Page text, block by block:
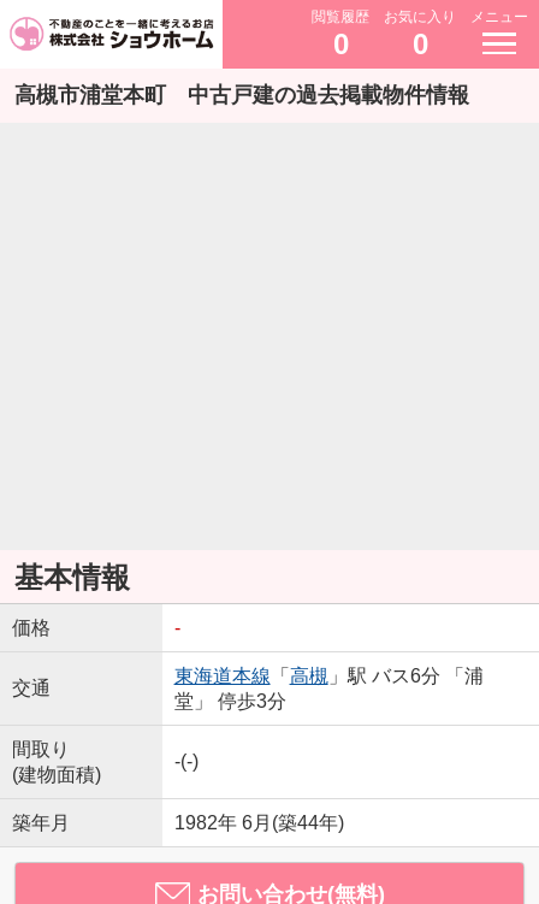
閲覧履歴
0
お気に入り
0
メニュー
高槻市浦堂本町 中古戸建の過去掲載物件情報
基本情報
価格 -
交通
東海道本線 「 高槻 」駅 バス6分 「浦
堂」 停歩3分
間取り
(建物面積)
-(-)
築年月 1982年 6月(築44年)
お問い合わせ(無料)